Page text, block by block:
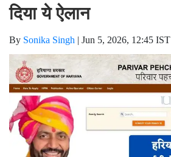
दिया ये ऐलान
By Sonika Singh | Jun 5, 2026, 12:45 IST